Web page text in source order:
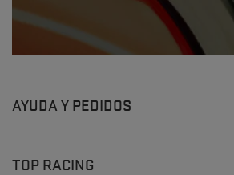
AYUDA Y PEDIDOS
TOP RACING